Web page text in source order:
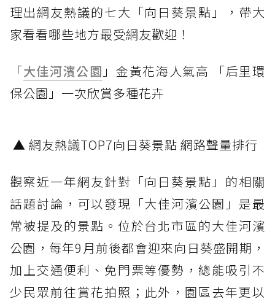
理出網友熱議的七大「向日葵景點」，帶大
家看看哪些地方最受網友歡迎！
「大佳河濱公園 」金黃花海人氣高 「后里環
保公園」一次欣賞多種花卉
▲ 網友熱議TOP7向日葵景點 網路聲量排行
觀察近一年網友針對「向日葵景點」的相關
話題討論，可以發現「大佳河濱公園」是最
常被提及的景點。位於台北市區的大佳河濱
公園，每年9月前後都會迎來向日葵盛開期，
加上交通便利、免門票等優勢，總能吸引不
少民眾前往賞花拍照；此外，園區去年更以